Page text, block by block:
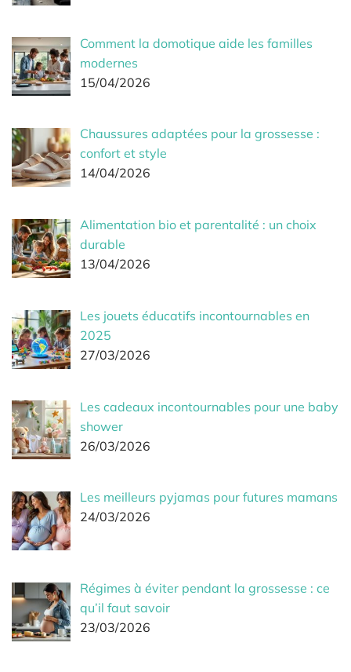
Comment la domotique aide les familles
modernes
15/04/2026
Chaussures adaptées pour la grossesse :
confort et style
14/04/2026
Alimentation bio et parentalité : un choix
durable
13/04/2026
Les jouets éducatifs incontournables en
2025
27/03/2026
Les cadeaux incontournables pour une baby
shower
26/03/2026
Les meilleurs pyjamas pour futures mamans
24/03/2026
Régimes à éviter pendant la grossesse : ce
qu’il faut savoir
23/03/2026